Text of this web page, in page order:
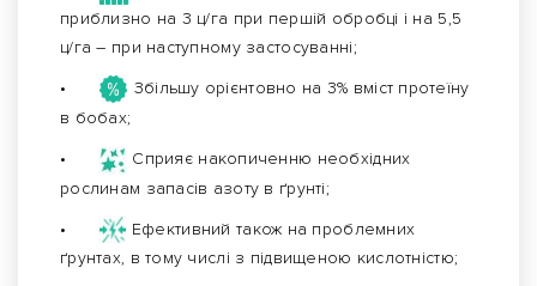
приблизно на 3 ц/га при першій обробці і на 5,5
ц/га – при наступному застосуванні;
•
Збільшу орієнтовно на 3% вміст протеїну
в бобах;
•
Сприяє накопиченню необхідних
рослинам запасів азоту в ґрунті;
•
Ефективний також на проблемних
ґрунтах, в тому числі з підвищеною кислотністю;